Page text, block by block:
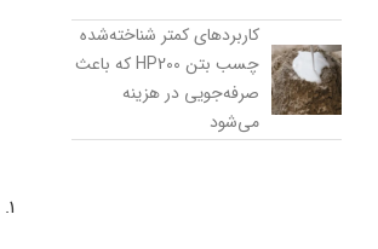
کاربردهای کمتر شناخته‌شده
چسب بتن HP200 که باعث
صرفه‌جویی در هزینه
می‌شود